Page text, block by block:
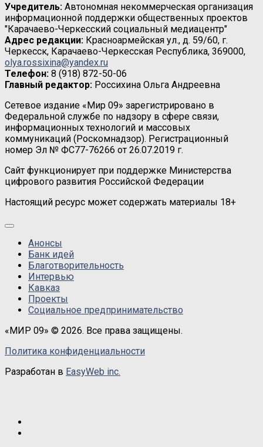
Учредитель: Автономная некоммерческая организация
информационной поддержки общественных проектов
"Карачаево-Черкесский социальный медиацентр"
Адрес редакции: Красноармейская ул., д. 59/60, г.
Черкесск, Карачаево-Черкесская Республика, 369000,
olya.rossixina@yandex.ru
Телефон: 8 (918) 872-50-06
Главный редактор: Россихина Ольга Андреевна
Сетевое издание «Мир 09» зарегистрировано в
Федеральной службе по надзору в сфере связи,
информационных технологий и массовых
коммуникаций (Роскомнадзор). Регистрационный
номер Эл № ФС77-76266 от 26.07.2019 г.
Сайт функционирует при поддержке Министерства
цифрового развития Российской Федерации
Настоящий ресурс может содержать материалы 18+
Анонсы
Банк идей
Благотворительность
Интервью
Кавказ
Проекты
Социальное предпринимательство
«МИР 09» © 2026. Все права защищены.
Политика конфиденциальности
Разработан в EasyWeb inc.